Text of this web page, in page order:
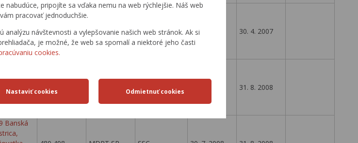
nabudúce, pripojíte sa vďaka nemu na web rýchlejšie. Náš web
pracovať jednoduchšie.
návštevnosti a vylepšovanie našich web stránok. Ak si
je možné, že web sa spomalí a niektoré jeho časti
cookies.
Banská
98 627 MDPT SR SSC 20. 4. 2006 30. 4. 2007
466 837 SSC 31. 8. 2008
Banská